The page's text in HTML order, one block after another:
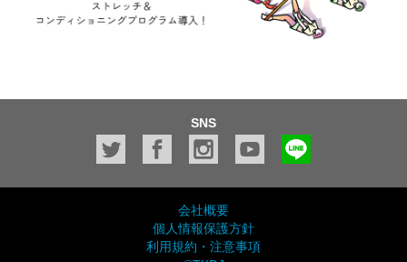
SNS
会社概要
個人情報保護方針
利用規約・注意事項